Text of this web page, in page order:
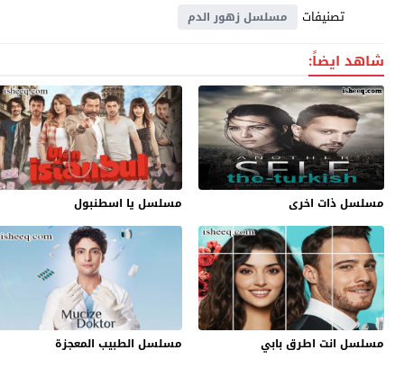
تصنيفات مسلسل زهور الدم
شاهد ايضاً:
مسلسل ذات اخرى مسلسل يا اسطنبول
مسلسل انت اطرق بابي مسلسل الطبيب المعجزة